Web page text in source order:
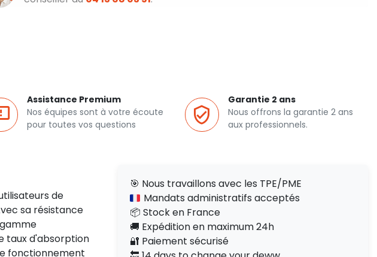
Assistance Premium
Nos équipes sont à votre écoute
pour toutes vos questions
Garantie 2 ans
Nous offrons la garantie 2 ans
aux professionnels.
de
sa résistance
taux d'absorption
fonctionnement
🎯 Nous travaillons avec les TPE/PME
Mandats administratifs acceptés
📦 Stock en France
🚚 Expédition en maximum 24h
🔐 Paiement sécurisé